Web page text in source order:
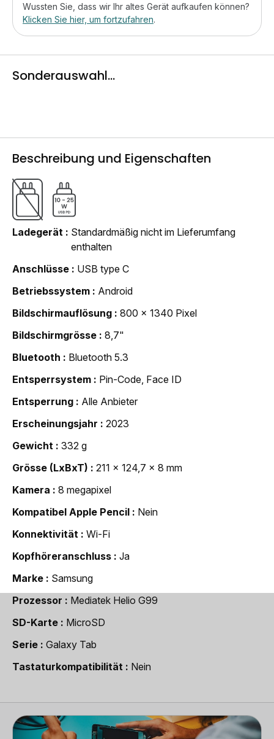
Wussten Sie, dass wir Ihr altes Gerät aufkaufen können?
Klicken Sie hier, um fortzufahren.
Sonderauswahl...
Beschreibung und Eigenschaften
Ladegerät
Standardmäßig nicht im Lieferumfang
enthalten
Anschlüsse
USB type C
Betriebssystem
Android
Bildschirmauflösung
800 x 1340 Pixel
Bildschirmgrösse
8,7"
Bluetooth
Bluetooth 5.3
Entsperrsystem
Pin-Code, Face ID
Entsperrung
Alle Anbieter
Erscheinungsjahr
2023
Gewicht
332 g
Grösse (LxBxT)
211 x 124,7 x 8 mm
Kamera
8 megapixel
Kompatibel Apple Pencil
Nein
Konnektivität
Wi-Fi
Kopfhöreranschluss
Ja
Marke
Samsung
Prozessor
Mediatek Helio G99
SD-Karte
MicroSD
Serie
Galaxy Tab
Tastaturkompatibilität
Nein